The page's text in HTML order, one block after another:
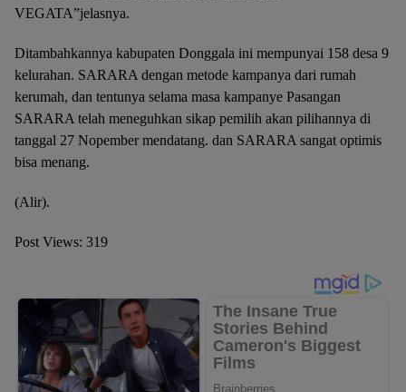
VEGATA”jelasnya.
Ditambahkannya kabupaten Donggala ini mempunyai 158 desa 9
kelurahan. SARARA dengan metode kampanya dari rumah
kerumah, dan tentunya selama masa kampanye Pasangan
SARARA telah meneguhkan sikap pemilih akan pilihannya di
tanggal 27 Nopember mendatang. dan SARARA sangat optimis
bisa menang.
(Alir).
Post Views: 319